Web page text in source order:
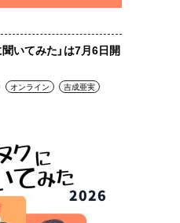
聞いてみた」は7月6日開
オンライン 吉成亜実